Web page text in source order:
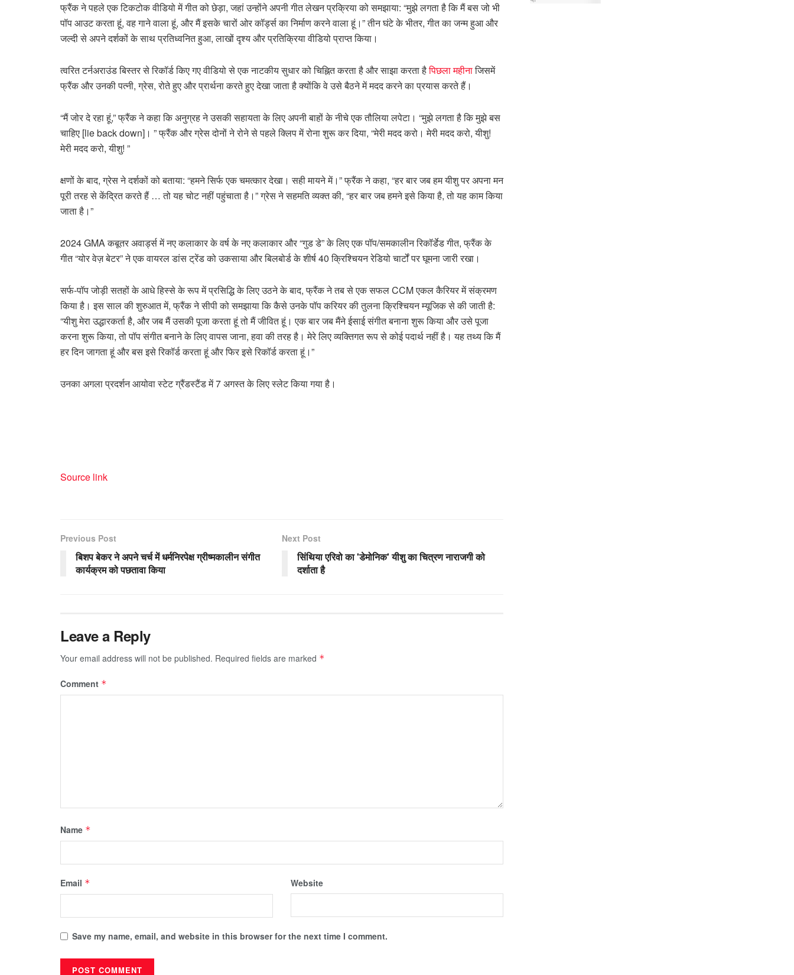
फ्रैंक ने पहले एक टिकटोक वीडियो में गीत को छेड़ा, जहां उन्होंने अपनी गीत लेखन प्रक्रिया को समझाया: “मुझे लगता है कि मैं बस जो भी
पॉप आउट करता हूं, वह गाने वाला हूं, और मैं इसके चारों ओर कॉर्ड्स का निर्माण करने वाला हूं।” तीन घंटे के भीतर, गीत का जन्म हुआ और
जल्दी से अपने दर्शकों के साथ प्रतिध्वनित हुआ, लाखों दृश्य और प्रतिक्रिया वीडियो प्राप्त किया।
त्वरित टर्नअराउंड बिस्तर से रिकॉर्ड किए गए वीडियो से एक नाटकीय सुधार को चिह्नित करता है और साझा करता हैपिछला महीनाजिसमें
फ्रैंक और उनकी पत्नी, ग्रेस, रोते हुए और प्रार्थना करते हुए देखा जाता है क्योंकि वे उसे बैठने में मदद करने का प्रयास करते हैं।
“मैं जोर दे रहा हूं,” फ्रैंक ने कहा कि अनुग्रह ने उसकी सहायता के लिए अपनी बाहों के नीचे एक तौलिया लपेटा। “मुझे लगता है कि मुझे बस
चाहिए [lie back down]। ” फ्रैंक और ग्रेस दोनों ने रोने से पहले क्लिप में रोना शुरू कर दिया, “मेरी मदद करो। मेरी मदद करो, यीशु!
मेरी मदद करो, यीशु! ”
क्षणों के बाद, ग्रेस ने दर्शकों को बताया: “हमने सिर्फ एक चमत्कार देखा। सही मायने में।” फ्रैंक ने कहा, “हर बार जब हम यीशु पर अपना मन
पूरी तरह से केंद्रित करते हैं … तो यह चोट नहीं पहुंचाता है।” ग्रेस ने सहमति व्यक्त की, “हर बार जब हमने इसे किया है, तो यह काम किया
जाता है।”
2024 GMA कबूतर अवार्ड्स में नए कलाकार के वर्ष के नए कलाकार और “गुड डे” के लिए एक पॉप/समकालीन रिकॉर्डेड गीत, फ्रैंक के
गीत “योर वेज़ बेटर” ने एक वायरल डांस ट्रेंड को उकसाया और बिलबोर्ड के शीर्ष 40 क्रिश्चियन रेडियो चार्टों पर घूमना जारी रखा।
सर्फ-पॉप जोड़ी सतहों के आधे हिस्से के रूप में प्रसिद्धि के लिए उठने के बाद, फ्रैंक ने तब से एक सफल CCM एकल कैरियर में संक्रमण
किया है। इस साल की शुरुआत में, फ्रैंक ने सीपी को समझाया कि कैसे उनके पॉप करियर की तुलना क्रिश्चियन म्यूजिक से की जाती है:
“यीशु मेरा उद्धारकर्ता है, और जब मैं उसकी पूजा करता हूं तो मैं जीवित हूं। एक बार जब मैंने ईसाई संगीत बनाना शुरू किया और उसे पूजा
करना शुरू किया, तो पॉप संगीत बनाने के लिए वापस जाना, हवा की तरह है। मेरे लिए व्यक्तिगत रूप से कोई पदार्थ नहीं है। यह तथ्य कि मैं
हर दिन जागता हूं और बस इसे रिकॉर्ड करता हूं और फिर इसे रिकॉर्ड करता हूं।”
उनका अगला प्रदर्शन आयोवा स्टेट ग्रैंडस्टैंड में 7 अगस्त के लिए स्लेट किया गया है।
Source link
Previous Post
बिशप बेकर ने अपने चर्च में धर्मनिरपेक्ष ग्रीष्मकालीन संगीत
कार्यक्रम को पछतावा किया
Next Post
सिंथिया एरिवो का 'डेमोनिक' यीशु का चित्रण नाराजगी को
दर्शाता है
Leave a Reply
Your email address will not be published. Required fields are marked *
Comment *
Name *
Email * Website
Save my name, email, and website in this browser for the next time I comment.